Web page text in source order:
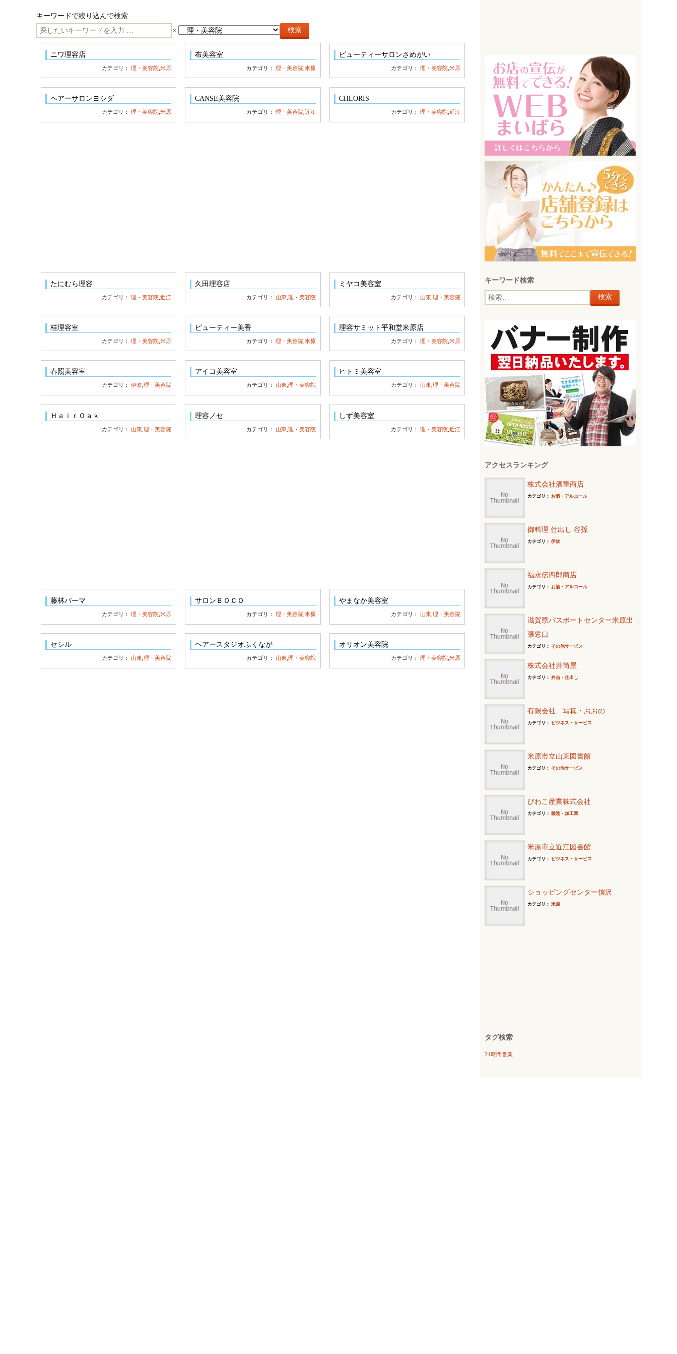
キーワードで絞り込んで検索
キ
ー
ド
×
ニワ理容店
カテゴリ：理・美容院 ,米原
布美容室
カテゴリ：理・美容院 ,米原
ビューティーサロンさめがい
カテゴリ： 理・美容院, 米原
ヘアーサロンヨシダ
カテゴリ：理・美容院 ,米原
CANSE美容院
カテゴリ：理・美容院 ,近江
CHLORIS
カテゴリ： 理・美容院, 近江
たにむら理容
カテゴリ：理・美容院 ,近江
久田理容店
カテゴリ：山東 ,理・美容院
ミヤコ美容室
カテゴリ： 山東, 理・美容院
桂理容室
カテゴリ：理・美容院 ,米原
ビューティー美香
カテゴリ：理・美容院 ,米原
理容サミット平和堂米原店
カテゴリ： 理・美容院, 米原
春照美容室
カテゴリ：伊吹 ,理・美容院
アイコ美容室
カテゴリ：山東 ,理・美容院
ヒトミ美容室
カテゴリ： 山東, 理・美容院
ＨａｉｒＯａｋ
カテゴリ：山東 ,理・美容院
理容ノセ
カテゴリ：山東 ,理・美容院
しず美容室
カテゴリ： 理・美容院, 近江
藤林パーマ
カテゴリ：理・美容院 ,米原
サロンＢＯＣＯ
カテゴリ：理・美容院 ,米原
やまなか美容室
カテゴリ： 山東, 理・美容院
セシル
カテゴリ：山東 ,理・美容院
ヘアースタジオふくなが
カテゴリ：山東 ,理・美容院
オリオン美容院
カテゴリ： 理・美容院, 米原
キーワード検索
検
アクセスランキング
株式会社酒重商店
カテゴリ： お酒・アルコール
御料理 仕出し 谷孫
カテゴリ： 伊吹
福永伝四郎商店
カテゴリ： お酒・アルコール
滋賀県パスポートセンター米原出
張窓口
カテゴリ： その他サービス
株式会社井筒屋
カテゴリ： 弁当・仕出し
有限会社 写真・おおの
カテゴリ： ビジネス・サービス
米原市立山東図書館
カテゴリ： その他サービス
びわこ産業株式会社
カテゴリ： 製造・加工業
米原市立近江図書館
カテゴリ： ビジネス・サービス
ショッピングセンター信沢
カテゴリ： 米原
タグ検索
24時間営業